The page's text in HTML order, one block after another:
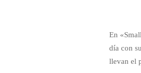
En
día con
llevan el